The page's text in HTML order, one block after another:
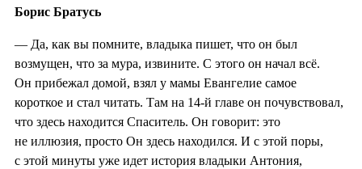
Борис Братусь
— Да, как вы помните, владыка пишет, что он был
возмущен, что за мура, извините. С этого он начал всё.
Он прибежал домой, взял у мамы Евангелие самое
короткое и стал читать. Там на 14-й главе он почувствовал,
что здесь находится Спаситель. Он говорит: это
не иллюзия, просто Он здесь находился. И с этой поры,
с этой минуты уже идет история владыки Антония,